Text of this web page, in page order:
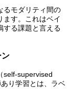
るモダリティ間の
ます。これはベイ
する課題と言える
ン
self-supervised
り学習とは、ラベ